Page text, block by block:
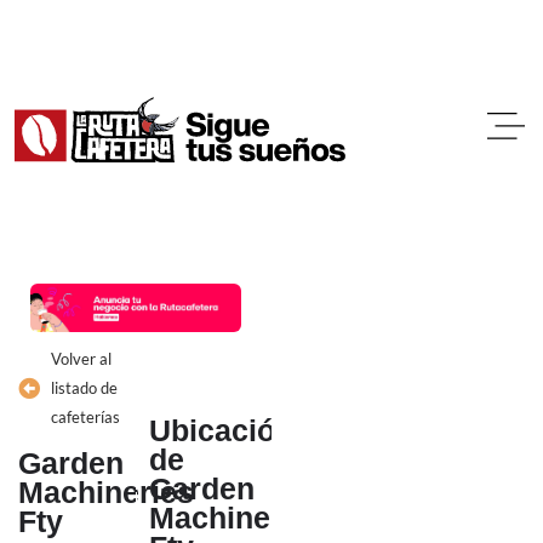
Volver al
listado de
cafeterías
Garden
Machineries
Fty
Ubicación
de
Garden
Machineries